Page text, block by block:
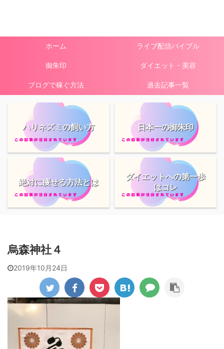
ホーム ライブ配信バイブル
御朱印 ダイエット・美容
ブログで稼ぐ方法 過去記事一覧
ハリネズミの飼い方 日本一の御朱印
絶対に痩せる方法とは
ダイエットへの第一歩
はコレ
烏森神社４
2019年10月24日